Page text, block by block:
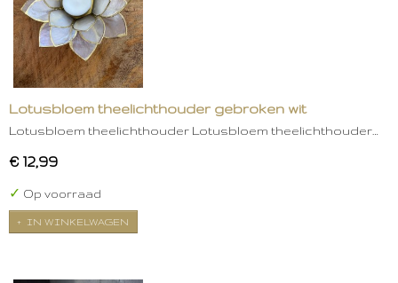
Lotusbloem theelichthouder gebroken wit
Lotusbloem theelichthouder Lotusbloem theelichthouder…
€ 12,99
✓ Op voorraad
IN WINKELWAGEN